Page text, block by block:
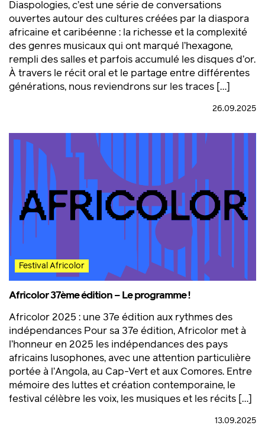
Diaspologies, c’est une série de conversations
ouvertes autour des cultures créées par la diaspora
africaine et caribéenne : la richesse et la complexité
des genres musicaux qui ont marqué l’hexagone,
rempli des salles et parfois accumulé les disques d’or.
À travers le récit oral et le partage entre différentes
générations, nous reviendrons sur les traces […]
26.09.2025
Festival Africolor
Africolor 37ème édition – Le programme !
Africolor 2025 : une 37e édition aux rythmes des
indépendances Pour sa 37e édition, Africolor met à
l’honneur en 2025 les indépendances des pays
africains lusophones, avec une attention particulière
portée à l’Angola, au Cap-Vert et aux Comores. Entre
mémoire des luttes et création contemporaine, le
festival célèbre les voix, les musiques et les récits […]
13.09.2025